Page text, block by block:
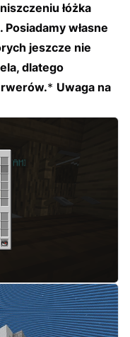
łóżka
własne
jeszcze nie
dlatego
* Uwaga na